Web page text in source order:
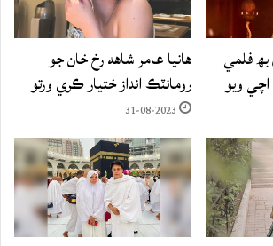
فلمي
ويو
هانيا عامر شاهه رخ خان جو
رومانٽڪ انداز ختيار ڪري ورتو
31-08-2023